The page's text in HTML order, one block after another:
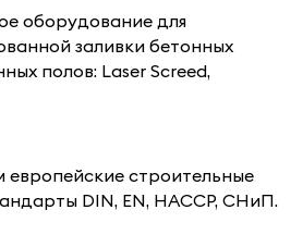
оборудование для
заливки бетонных
полов: Laser Screed,
строительные
DIN, EN, HACCP, СНиП.